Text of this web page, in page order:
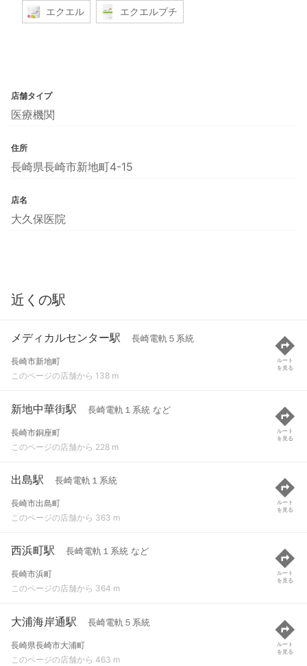
エクエル エクエルプチ
店舗タイプ
医療機関
住所
長崎県長崎市新地町4-15
店名
大久保医院
近くの駅
メディカルセンター駅 長崎電軌５系統
長崎市新地町
このページの店舗から 138 m
ルート
を見る
新地中華街駅 長崎電軌１系統 など
長崎市銅座町
このページの店舗から 228 m
ルート
を見る
出島駅 長崎電軌１系統
長崎市出島町
このページの店舗から 363 m
ルート
を見る
西浜町駅 長崎電軌１系統 など
長崎市浜町
このページの店舗から 364 m
ルート
を見る
大浦海岸通駅 長崎電軌５系統
長崎県長崎市大浦町
このページの店舗から 463 m
ルート
を見る